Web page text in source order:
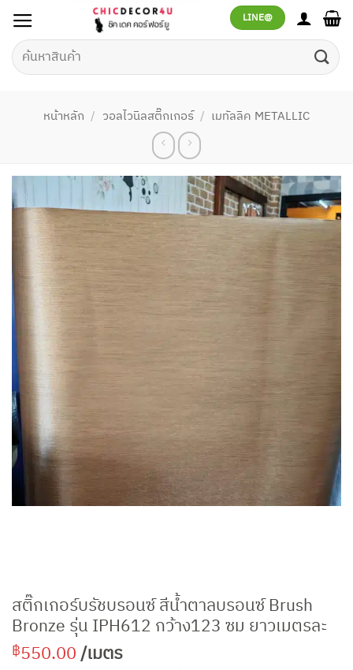
เนื้อหา
LINE@
ค้นหา:
หน้าหลัก / วอลไวนิลสติ๊กเกอร์ / เมทัลลิค METALLIC
สติ๊กเกอร์บรัชบรอนซ์ สีน้ำตาลบรอนซ์ Brush
Bronze รุ่น IPH612 กว้าง123 ซม ยาวเมตรละ
฿550.00/เมตร